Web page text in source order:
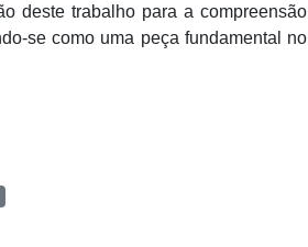
deste trabalho para a compreensão
se como uma peça fundamental no